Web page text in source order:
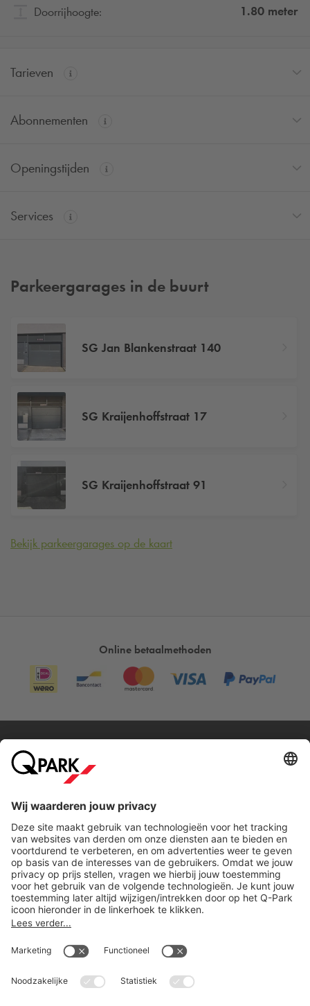
Doorrijhoogte:
1.80 meter
Tarieven
Abonnementen
Openingstijden
Services
Parkeergarages in de buurt
SG Jan Blankenstraat 140
SG Kraijenhoffstraat 17
SG Kraijenhoffstraat 91
Bekijk parkeergarages op de kaart
Online betaalmethoden
Download
Cookie instellingen
Copyright